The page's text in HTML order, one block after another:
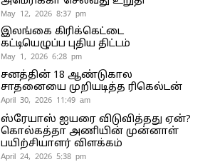
May 12, 2026 8:37 pm
இலங்கை கிரிக்கெட்டை
கட்டியெழுப்ப புதிய திட்டம்
May 1, 2026 6:28 pm
சனத்தின் 18 ஆண்டுகால
சாதனையை முறியடித்த ரிகெல்டன்
April 30, 2026 11:49 am
ஸ்ரேயாஸ் ஐயரை விடுவித்தது ஏன்?
கொல்கத்தா அணியின் முன்னாள்
பயிற்சியாளர் விளக்கம்
April 24, 2026 5:38 pm